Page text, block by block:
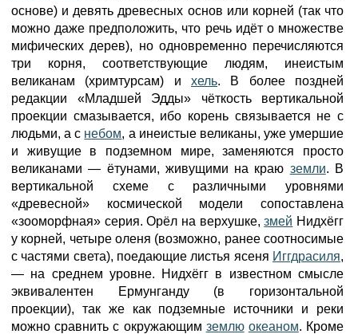
основе) и девять древесных основ или корней (так что
можно даже предположить, что речь идёт о множестве
мифических дерев), но одновременно перечисляются
три корня, соответствующие людям, инеистым
великанам (хримтурсам) и хель. В более поздней
редакции «Младшей Эдды» чёткость вертикальной
проекции смазывается, ибо корень связывается не с
людьми, а с небом, а инеистые великаны, уже умершие
и живущие в подземном мире, заменяются просто
великанами — ётунами, живущими на краю земли. В
вертикальной схеме с различными уровнями
«древесной» космической модели сопоставлена
«зооморфная» серия. Орёл на верхушке,змей Нидхёгг
у корней, четыре оленя (возможно, ранее соотносимые
с частями света), поедающие листья ясеня Иггдрасиля,
— на среднем уровне. Нидхёгг в известном смысле
эквивалентен Ермунганду (в горизонтальной
проекции), так же как подземные источники и реки
можно сравнить с окружающим землю океаном. Кроме